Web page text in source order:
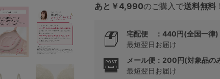
あと￥4,990のご購入で送料無料
宅配便 ：440円(全国一律)
最短翌日お届け
メール便：200円(対象品の
最短翌日お届け